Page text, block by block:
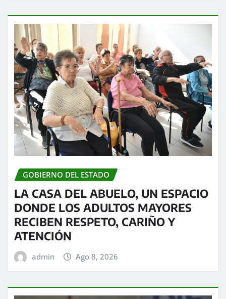
GOBIERNO DEL ESTADO
LA CASA DEL ABUELO, UN ESPACIO
DONDE LOS ADULTOS MAYORES
RECIBEN RESPETO, CARIÑO Y
ATENCIÓN
admin Ago 8, 2026